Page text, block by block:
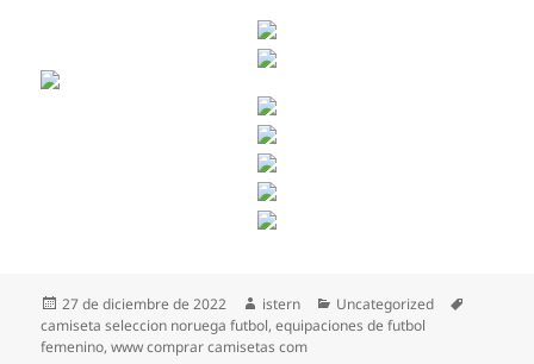
Publicado
el
27 de diciembre de 2022 Autor
istern Categorías
Uncategorized
camiseta seleccion noruega futbol,equipaciones de futbol
femenino,www comprar camisetas com